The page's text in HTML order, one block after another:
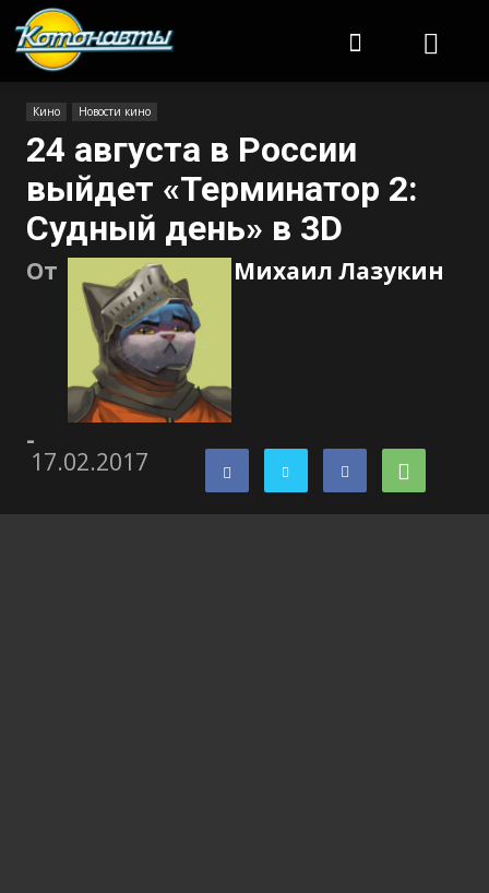
Кино Новости кино
24 августа в России
выйдет «Терминатор 2:
Судный день» в 3D
От Михаил Лазукин
-
17.02.2017